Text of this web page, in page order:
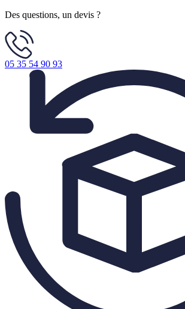
Des questions, un devis ?
05 35 54 90 93